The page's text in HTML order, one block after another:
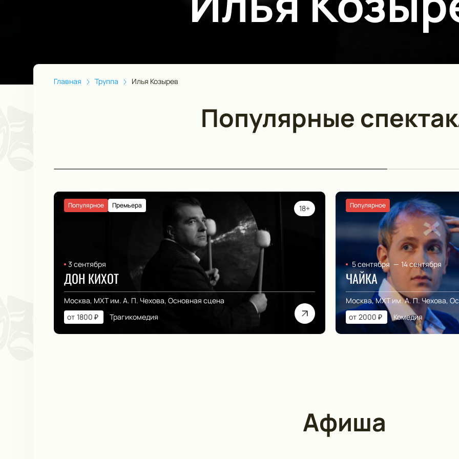
Главная Труппа Илья Козырев
Популярные
Популярное Премьера 18+
3 сентября
ДОН КИХОТ
Москва, МХТ им. А. П. Чехова, Основная сцена
от 1800 ₽ Трагикомедия
Популярное
5 сентября — 14 сентября
ЧАЙКА
Москва, МХТ им. А. П. Чехова,
от 2000 ₽ Комедия
Афиша